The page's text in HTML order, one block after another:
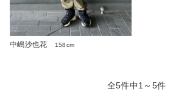
中嶋沙也花 158cm
全5件中1～5件